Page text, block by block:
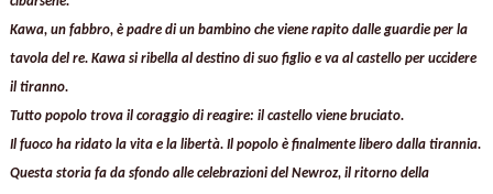
Kawa, un fabbro, è padre di un bambino che viene rapito dalle guardie per la
tavola del re. Kawa si ribella al destino di suo figlio e va al castello per uccidere
il tiranno.
Tutto popolo trova il coraggio di reagire: il castello viene bruciato.
Il fuoco ha ridato la vita e la libertà. Il popolo è finalmente libero dalla tirannia.
Questa storia fa da sfondo alle celebrazioni del Newroz, il ritorno della